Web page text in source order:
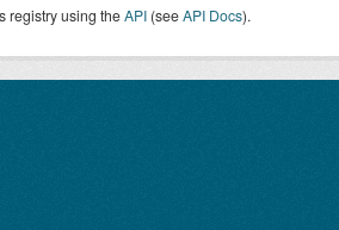
registry using theAPI (seeAPI Docs).